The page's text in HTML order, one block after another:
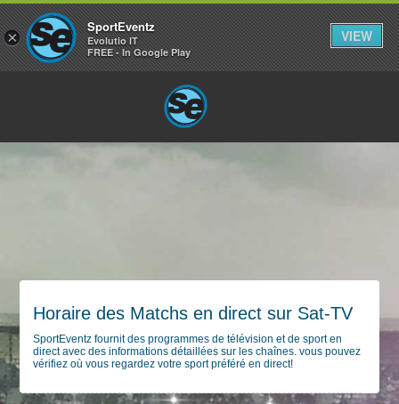
Horaire des Matchs en direct sur Sat-TV
SportEventz fournit des programmes de télévision et de sport en
direct avec des informations détaillées sur les chaînes. vous pouvez
vérifiez où vous regardez votre sport préféré en direct!
×
SportEventz
Evolutio IT
FREE - In Google Play
VIEW